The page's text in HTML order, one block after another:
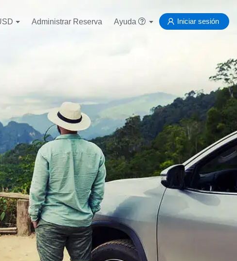
Administrar Reserva Ayuda Iniciar sesión